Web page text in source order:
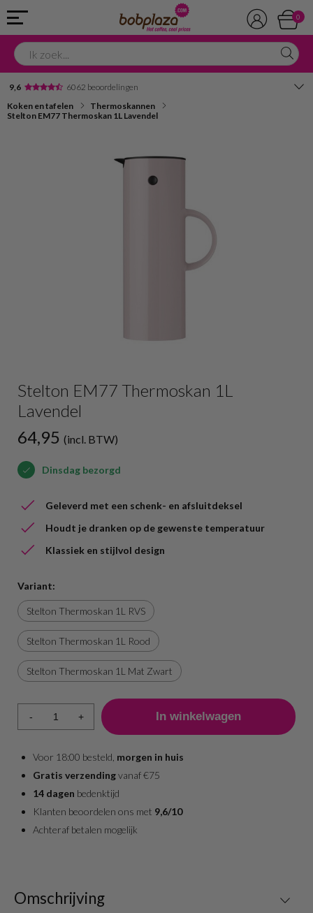
0
9,6 6062 beoordelingen
Avondbezorging
Koken en tafelen
Thermoskannen
Stelton EM77 Thermoskan 1L Lavendel
Stelton EM77 Thermoskan 1L
Lavendel
64,95 (incl. BTW)
Dinsdag bezorgd
Geleverd met een schenk- en afsluitdeksel
Houdt je dranken op de gewenste temperatuur
Klassiek en stijlvol design
Variant:
Stelton Thermoskan 1L RVS
Stelton Thermoskan 1L Rood
Stelton Thermoskan 1L Mat Zwart
- +
Voor 18:00 besteld, morgen in huis
Gratis verzendingvanaf €75
14 dagen bedenktijd
Klanten beoordelen ons met 9,6/10
Achteraf betalen mogelijk
Omschrijving